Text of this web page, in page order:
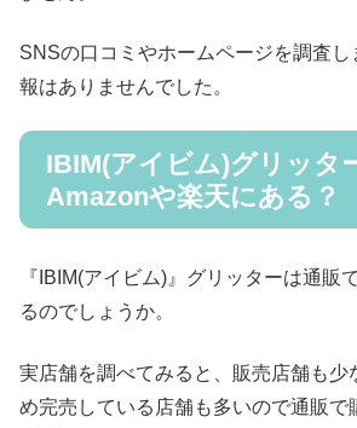
SNSの口コミやホームページを調査
報はありませんでした。
IBIM(アイビム)グリッタ
Amazonや楽天にある？
『IBIM(アイビム)』グリッターは通販
るのでしょうか。
実店舗を調べてみると、販売店舗も少
め完売している店舗も多いので通販で